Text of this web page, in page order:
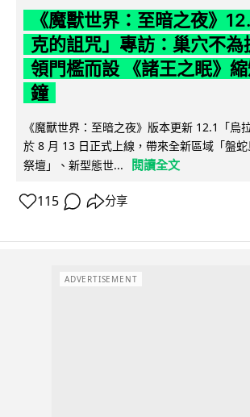
《魔獸世界：至暗之夜》
克的詛咒」專訪：巢穴不為
領門檻而設 《諸王之眠》
鐘
《魔獸世界：至暗之夜》版本更新 12.1「烏
於 8 月 13 日正式上線，帶來全新區域「盤
祭壇」、新型態世...
閱讀全文
115 分享
ADVERTISEMENT